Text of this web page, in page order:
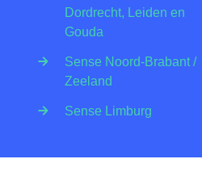
Dordrecht, Leiden en
Gouda
Sense Noord-Brabant /
Zeeland
Sense Limburg